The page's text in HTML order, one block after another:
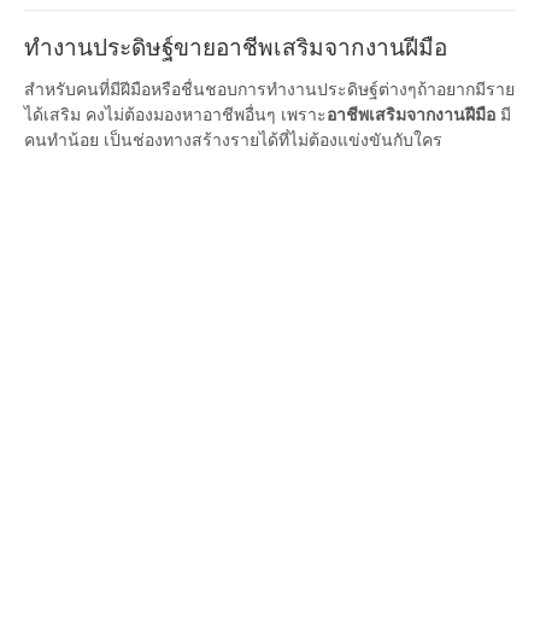
ทำงานประดิษฐ์ขายอาชีพเสริมจากงานฝีมือ
สำหรับคนที่มีฝีมือหรือชื่นชอบการทำงานประดิษฐ์ต่างๆถ้าอยากมีราย
ได้เสริม คงไม่ต้องมองหาอาชีพอื่นๆ เพราะอาชีพเสริมจากงานฝีมือ มี
คนทำน้อย เป็นช่องทางสร้างรายได้ที่ไม่ต้องแข่งขันกับใคร